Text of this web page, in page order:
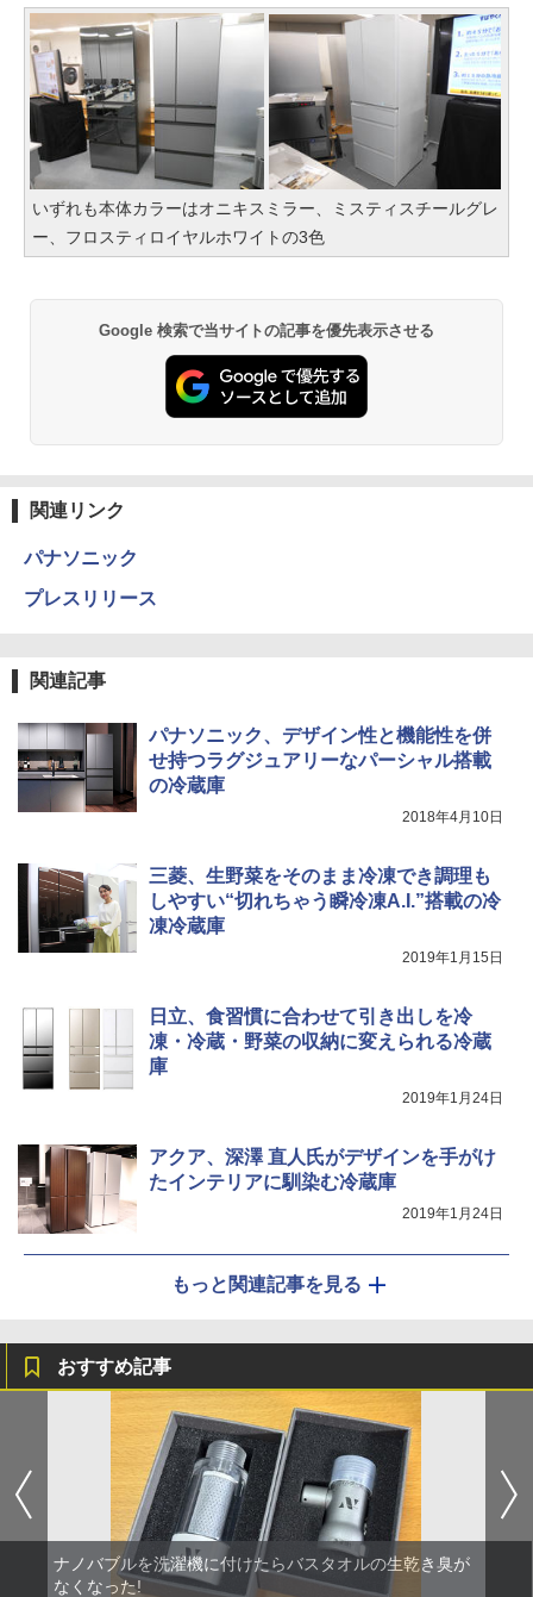
いずれも本体カラーはオニキスミラー、ミスティスチールグレ
ー、フロスティロイヤルホワイトの3色
Google 検索で当サイトの記事を優先表示させる
関連リンク
パナソニック
プレスリリース
関連記事
パナソニック、デザイン性と機能性を併
せ持つラグジュアリーなパーシャル搭載
の冷蔵庫
2018年4月10日
三菱、生野菜をそのまま冷凍でき調理も
しやすい“切れちゃう瞬冷凍A.I.”搭載の冷
凍冷蔵庫
2019年1月15日
日立、食習慣に合わせて引き出しを冷
凍・冷蔵・野菜の収納に変えられる冷蔵
庫
2019年1月24日
アクア、深澤 直人氏がデザインを手がけ
たインテリアに馴染む冷蔵庫
2019年1月24日
もっと関連記事を見る
おすすめ記事
ナノバブルを洗濯機に付けたらバスタオルの生乾き臭が
なくなった!